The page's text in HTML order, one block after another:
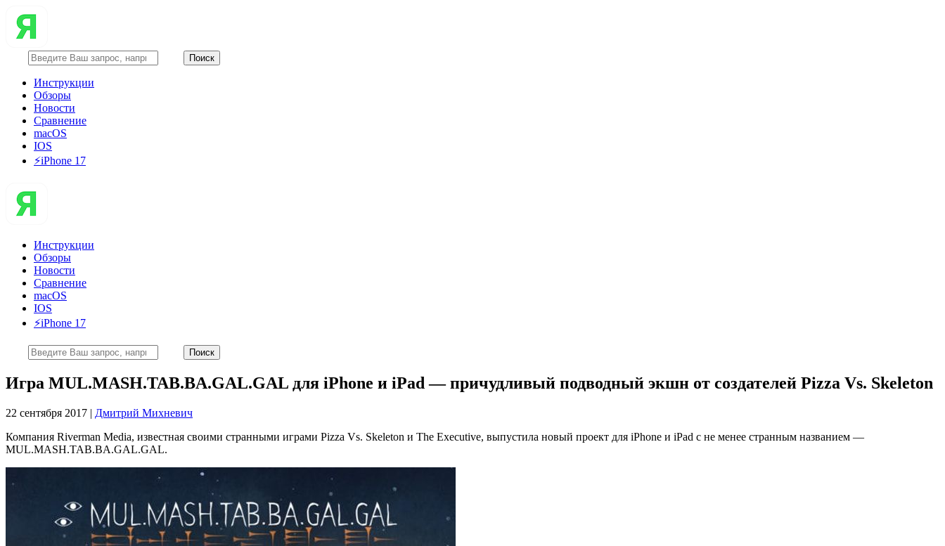
Инструкции
Обзоры
Новости
Сравнение
macOS
IOS
⚡️iPhone 17
Инструкции
Обзоры
Новости
Сравнение
macOS
IOS
⚡️iPhone 17
Игра MUL.MASH.TAB.BA.GAL.GAL для iPhone и iPad — причудливый подводный экшн от создателей Pizza Vs. Skeleton
22 сентября 2017 | Дмитрий Михневич
Компания Riverman Media, известная своими странными играми Pizza Vs. Skeleton и The Executive, выпустила новый проект для iPhone и iPad с не менее странным названием —
MUL.MASH.TAB.BA.GAL.GAL.